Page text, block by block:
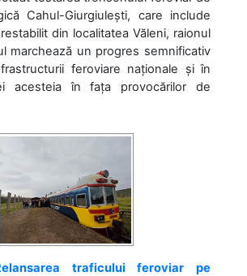
Cahul-Giurgiulești, care include
din localitatea Văleni, raionul
marchează un progres semnificativ
feroviare naționale și în
acesteia în fața provocărilor de
traficului feroviar pe